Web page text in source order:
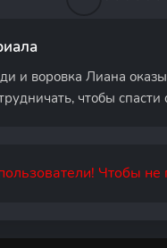
и воровка Лиана
чтобы спасти
Чтобы не